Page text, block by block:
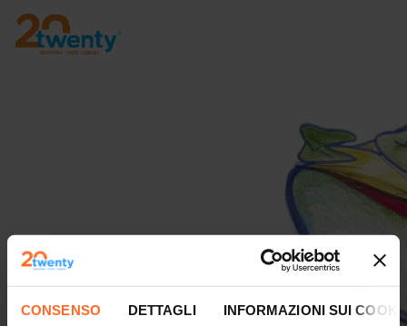
CONSENSO DETTAGLI INFORMAZIONI SUI